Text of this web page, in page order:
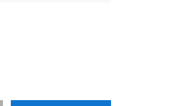
系统化、信息化、数据化提供
配方施肥仪器。